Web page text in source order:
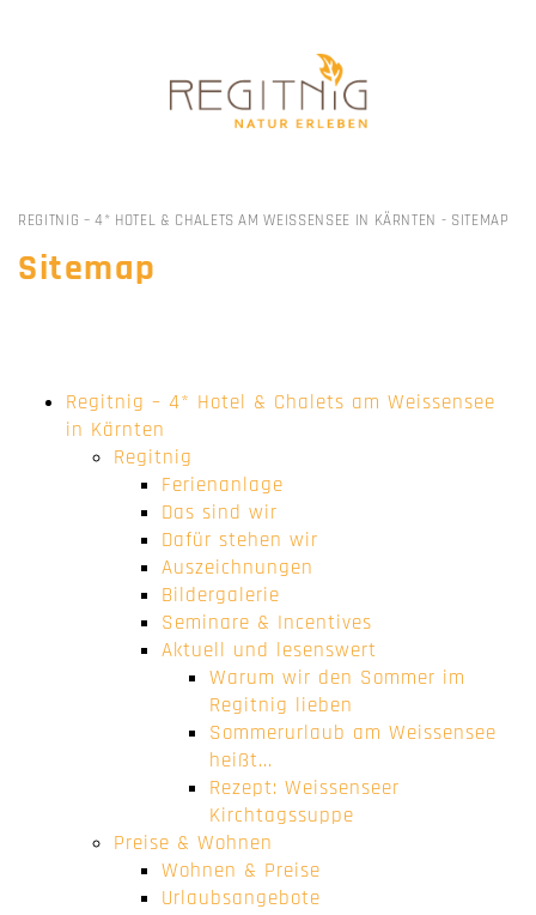
REGITNIG – 4* HOTEL & CHALETS AM WEISSENSEE IN KÄRNTEN - SITEMAP
Sitemap
Regitnig – 4* Hotel & Chalets am Weissensee
in Kärnten
Regitnig
Ferienanlage
Das sind wir
Dafür stehen wir
Auszeichnungen
Bildergalerie
Seminare & Incentives
Aktuell und lesenswert
Warum wir den Sommer im
Regitnig lieben
Sommerurlaub am Weissensee
heißt...
Rezept: Weissenseer
Kirchtagssuppe
Preise & Wohnen
Wohnen & Preise
Urlaubsangebote